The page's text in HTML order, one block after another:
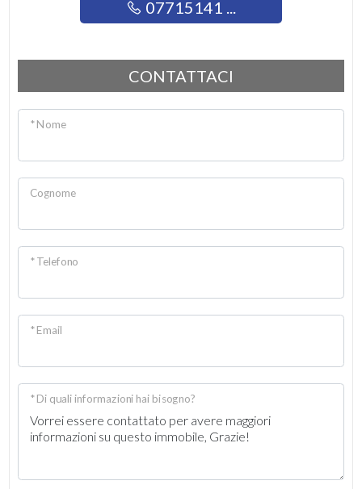
07715141 ...
CONTATTACI
* Nome
Cognome
* Telefono
* Email
* Di quali informazioni hai bisogno?